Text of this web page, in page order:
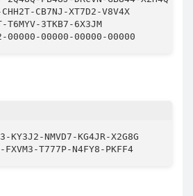
CB7NJ-XT7D2-V8V4X
T6MYV-3TKB7-6X3JM
KY3J2-NMVD7-KG4JR-X2G8G